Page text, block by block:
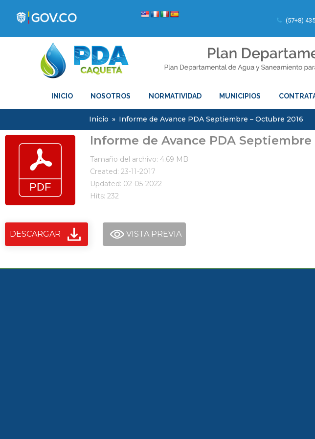
(57+8)
INICIO NOSOTROS NORMATIVIDAD MUNICIPIOS
Inicio » Informe de Avance PDA Septiembre – Octubre 2016
Informe de Avance PDA Septiembre
Tamaño del archivo: 4.69 MB
Created: 23-11-2017
Updated: 02-05-2022
Hits: 232
DESCARGAR VISTA PREVIA